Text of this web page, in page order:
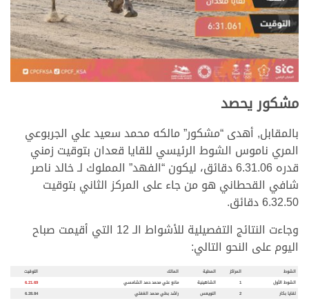
مشكور يحصد
بالمقابل, أهدى “مشكور” مالكه محمد سعيد علي الجربوعي
المري ناموس الشوط الرئيسي للقايا قعدان بتوقيت زمني
قدره 6.31.06 دقائق، ليكون “الفهد” المملوك لـ خالد ناصر
شافي القحطاني هو من جاء على المركز الثاني بتوقيت
6.32.50 دقائق.
وجاءت النتائج التفصيلية للأشواط الـ 12 التي أقيمت صباح
اليوم على النحو التالي:
الشوط المراكز المطية المالك
التوقيت
الشوط الأول
1 الشاهينية مانع علي محمد حمد الشامسي
6.21.69
لقايا بكار
2 النويعس راشد بطي محمد الغفلي
6.28.84